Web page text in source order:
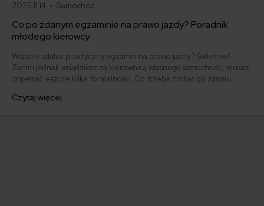
2025.11.14 • Samochód
Co po zdanym egzaminie na prawo jazdy? Poradnik
młodego kierowcy
Właśnie zdałeś praktyczny egzamin na prawo jazdy? Świetnie!
Zanim jednak wsiądziesz za kierownicą własnego samochodu, musisz
dopełnić jeszcze kilka formalności. Co trzeba zrobić po zdaniu
którym szybko załatwisz sprawy urzędowe i będziesz mógł prowadzić
Czytaj więcej